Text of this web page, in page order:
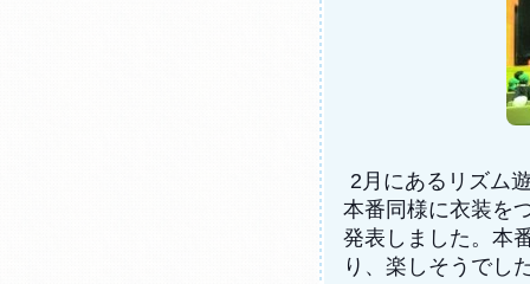
2月にあるリズム
本番同様に衣装を
発表しました。本
り、楽しそうでし